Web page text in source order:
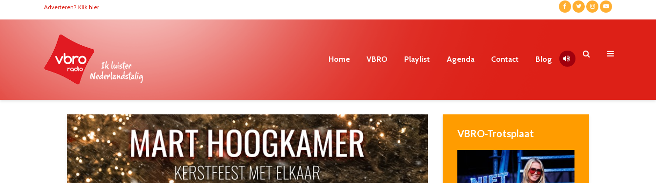
Adverteren? Klik hier
Home VBRO Playlist Agenda Contact Blog
VBRO-Trotsplaat